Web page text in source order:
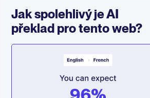
Jak spolehlivý je AI
překlad pro tento web?